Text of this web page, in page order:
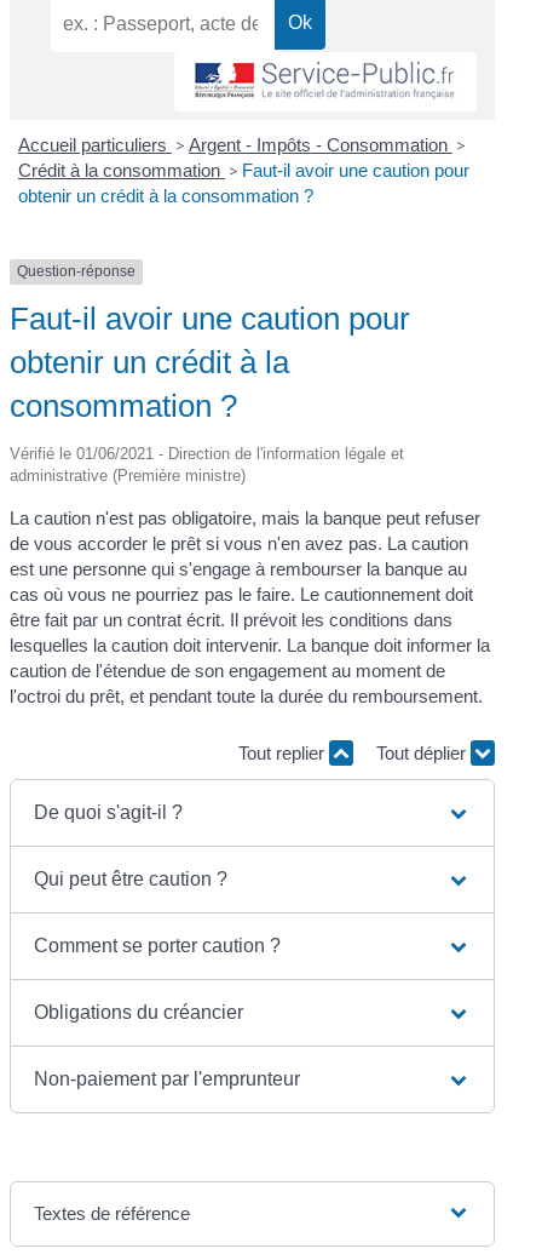
Accueil particuliers > Argent - Impôts - Consommation >
Crédit à la consommation > Faut-il avoir une caution pour
obtenir un crédit à la consommation ?
Question-réponse
Faut-il avoir une caution pour
obtenir un crédit à la
consommation ?
Vérifié le 01/06/2021 - Direction de l'information légale et
administrative (Première ministre)
La caution n'est pas obligatoire, mais la banque peut refuser
de vous accorder le prêt si vous n'en avez pas. La caution
est une personne qui s'engage à rembourser la banque au
cas où vous ne pourriez pas le faire. Le cautionnement doit
être fait par un contrat écrit. Il prévoit les conditions dans
lesquelles la caution doit intervenir. La banque doit informer la
caution de l'étendue de son engagement au moment de
l'octroi du prêt, et pendant toute la durée du remboursement.
Tout replier Tout déplier
De quoi s'agit-il ?
Qui peut être caution ?
Comment se porter caution ?
Obligations du créancier
Non-paiement par l'emprunteur
Textes de référence